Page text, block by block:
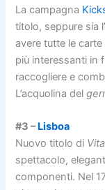
La campagna
titolo, seppure sia
avere tutte le
più interessanti in
raccogliere e
L’acquolina del
#3 –Lisboa
Nuovo titolo di
spettacolo,
componenti. Nel